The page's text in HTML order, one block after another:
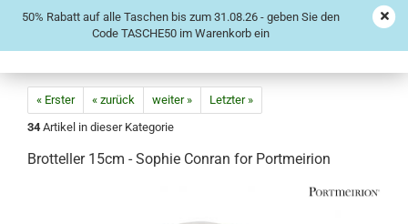
50% Rabatt auf alle Taschen bis zum 31.08.26 - geben Sie den
Code TASCHE50 im Warenkorb ein
« Erster « zurück weiter »
Letzter »
34 Artikel in dieser Kategorie
Brotteller 15cm - Sophie Conran for Portmeirion